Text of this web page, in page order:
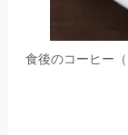
食後のコーヒー（